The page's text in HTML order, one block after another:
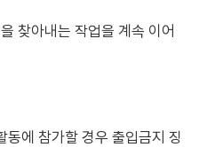
찾아내는 작업을 계속 이어
에 참가할 경우 출입금지 징